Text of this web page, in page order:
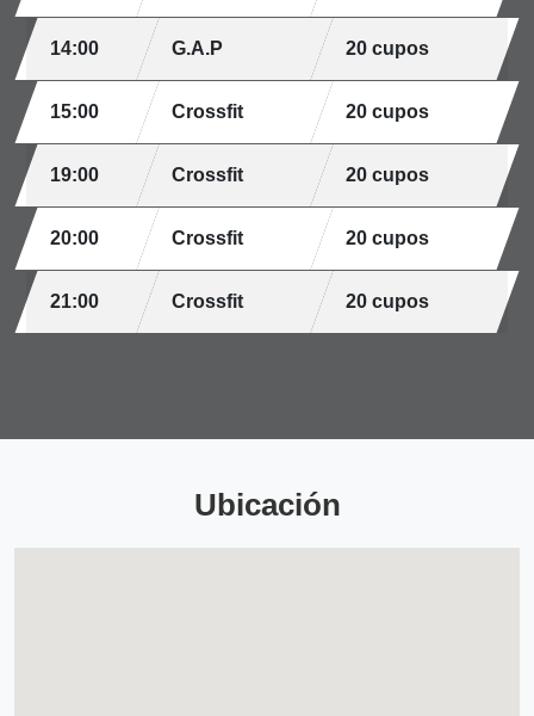
14:00 G.A.P 20 cupos
15:00 Crossfit 20 cupos
19:00 Crossfit 20 cupos
20:00 Crossfit 20 cupos
21:00 Crossfit 20 cupos
Ubicación